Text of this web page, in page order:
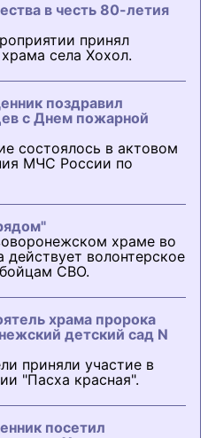
в честь 80-летия
принял
села Хохол.
поздравил
с Днем пожарной
состоялось в актовом
МЧС России по
храме во
волонтерское
СВО.
храма пророка
детский сад N
приняли участие в
"Пасха красная".
посетил